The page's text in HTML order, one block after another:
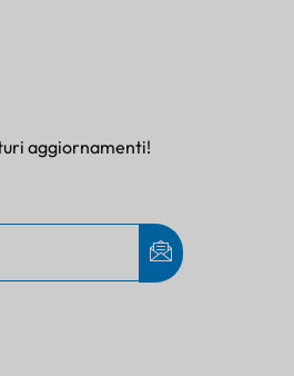
aggiornamenti!